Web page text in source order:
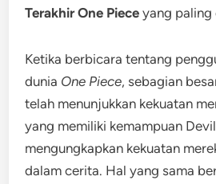
Terakhir One Piece yang paling
Ketika berbicara tentang
dunia One Piece, sebagian
telah menunjukkan kekuatan
yang memiliki kemampuan
mengungkapkan kekuatan
dalam cerita. Hal yang sama